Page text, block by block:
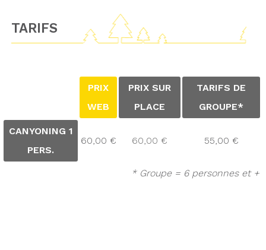
TARIFS
PRIX
WEB
PRIX SUR
PLACE
TARIFS DE
GROUPE*
CANYONING 1
PERS.
60,00 € 60,00 € 55,00 €
* Groupe = 6 personnes et +